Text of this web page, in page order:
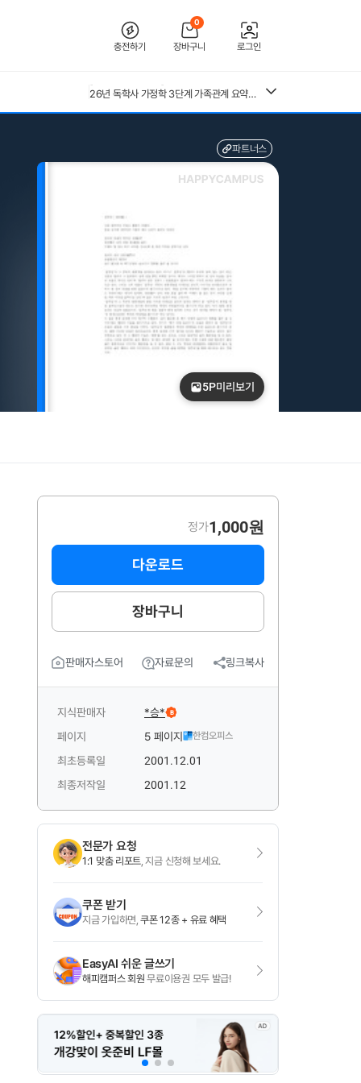
충전하기
0
장바구니 로그인
26년 독학사 가정학 3단계 가족관계 요약본(24,25년 시험 복기내용 추가)
중앙대 매경 합격 필기본 (매경테스트 독학 필수자료)
(+합격인증O) SMAT 12시간 단기 암기 요약본 (모듈 A,B,C)
근로복지공단 울산병원 간호사 상세한 면접후기 및 기출질문답변 병원정보 직무상식 80선
26년 독학사 가정학 3단계 식생활과 건강 요약본 (24,25년 시험 복기내용 추가)
파트너스
5P미리보기
정가1,000원
다운로드
장바구니
판매자스토어 자료문의 링크복사
지식판매자 *승* B
페이지 5 페이지 한컴오피스
최초등록일
2001.12.01
최종저작일
2001.12
전문가 요청
1:1 맞춤 리포트, 지금 신청해 보세요.
쿠폰 받기
지금 가입하면,쿠폰 12종 + 유료 혜택
EasyAI 쉬운 글쓰기
해피캠퍼스 회원 무료이용권 모두 발급!